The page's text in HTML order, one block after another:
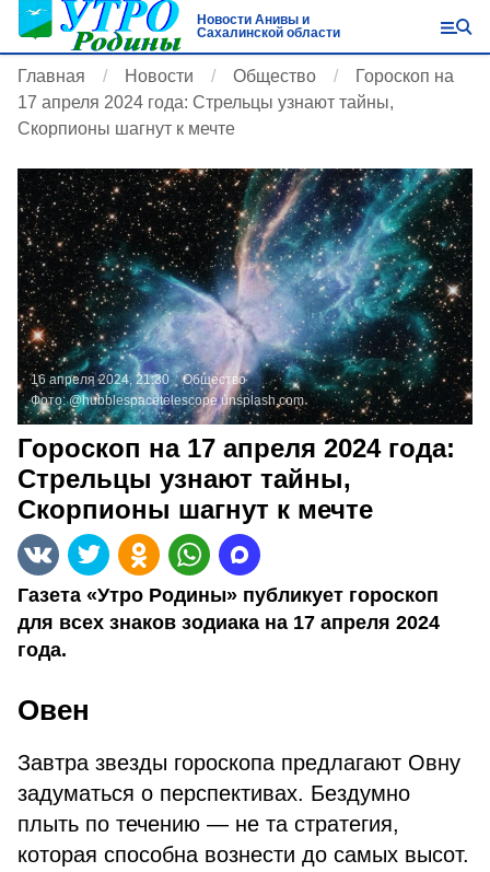
Новости Анивы и
Сахалинской области
Главная Новости Общество
Гороскоп на
17 апреля 2024 года: Стрельцы узнают тайны,
Скорпионы шагнут к мечте
16 апреля 2024, 21:30
Общество
Фото:@hubblespacetelescope unsplash.com
Гороскоп на 17 апреля 2024 года:
Стрельцы узнают тайны,
Скорпионы шагнут к мечте
Газета «Утро Родины» публикует гороскоп
для всех знаков зодиака на 17 апреля 2024
года.
Овен
Завтра звезды гороскопа предлагают Овну
задуматься о перспективах. Бездумно
плыть по течению — не та стратегия,
которая способна вознести до самых высот.